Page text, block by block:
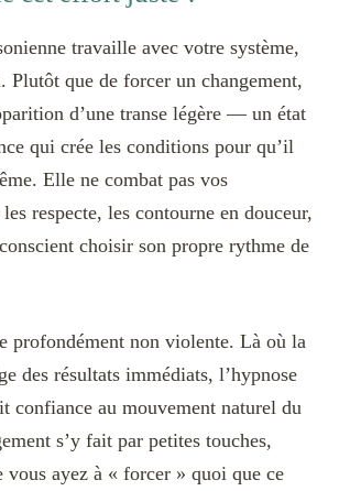
travaille avec votre système,
Plutôt que de forcer un changement,
d’une transe légère — un état
qui crée les conditions pour qu’il
Elle ne combat pas vos
respecte, les contourne en douceur,
choisir son propre rythme de
profondément non violente. Là où la
des résultats immédiats, l’hypnose
confiance au mouvement naturel du
s’y fait par petites touches,
vous ayez à « forcer » quoi que ce